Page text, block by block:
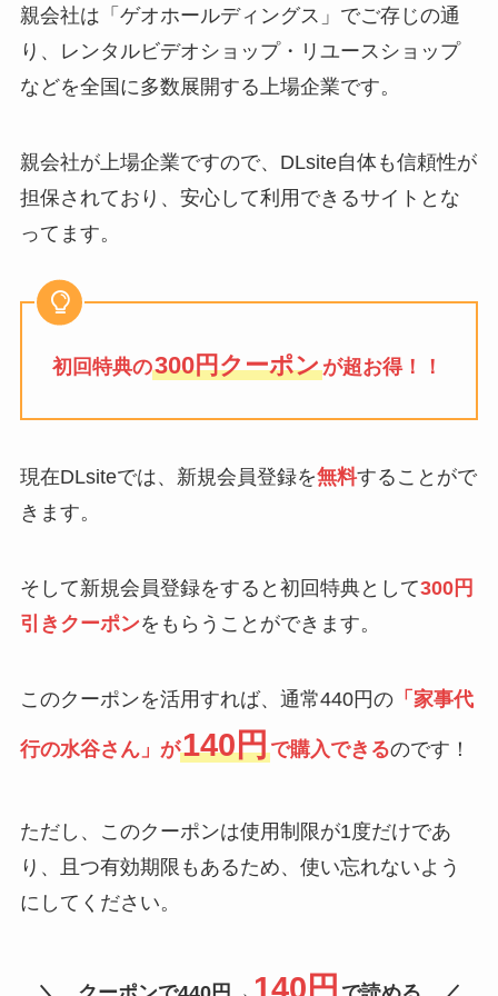
親会社は「ゲオホールディングス」でご存じの通
り、レンタルビデオショップ・リユースショップ
などを全国に多数展開する上場企業です。
親会社が上場企業ですので、DLsite自体も信頼性が
担保されており、安心して利用できるサイトとな
ってます。
初回特典の300円クーポンが超お得！！
現在DLsiteでは、新規会員登録を無料することがで
きます。
そして新規会員登録をすると初回特典として300円
引きクーポンをもらうことができます。
このクーポンを活用すれば、通常440円の「家事代
行の水谷さん」が140円で購入できるのです！
ただし、このクーポンは使用制限が1度だけであ
り、且つ有効期限もあるため、使い忘れないよう
にしてください。
140円